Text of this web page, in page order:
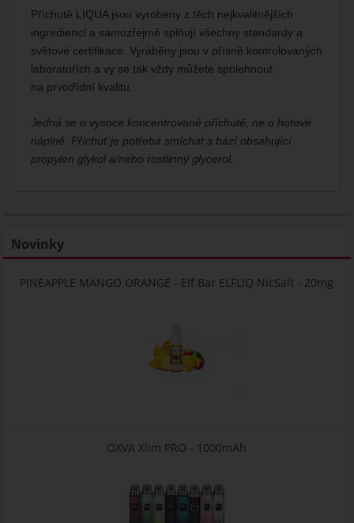
Příchutě LIQUA jsou vyrobeny z těch nejkvalitnějších
ingrediencí a samozřejmě splňují všechny standardy a
světové certifikace. Vyráběny jsou v přísně kontrolovaných
laboratořích a vy se tak vždy můžete spolehnout
na prvotřídní kvalitu.
Jedná se o vysoce koncentrované příchutě, ne o hotové
náplně. Příchuť je potřeba smíchat s bází obsahující
propylen glykol a/nebo rostlinný glycerol.
Novinky
PINEAPPLE MANGO ORANGE - Elf Bar ELFLIQ NicSalt - 20mg
OXVA Xlim PRO - 1000mAh